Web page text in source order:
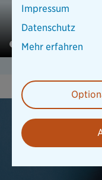
Impressum
Datenschutz
Mehr erfahren